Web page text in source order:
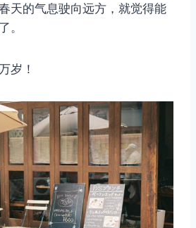
天的气息驶向远方，就觉得能
。
岁！